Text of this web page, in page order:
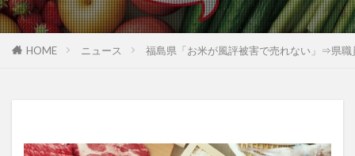
HOME ニュース 福島県「お米が風評被害で売れない」⇒県